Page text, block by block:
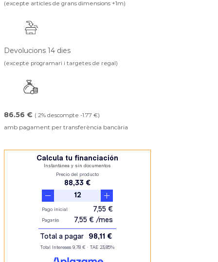
(excepte articles de grans dimensions +1m)
Devolucions 14 dies
(excepte programari i targetes de regal)
86.56 € ( 2% descompte -1.77 €)
amb pagament per transferència bancària